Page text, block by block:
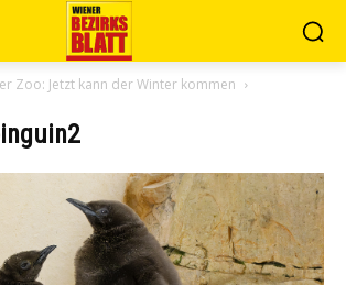
Zoo: Jetzt kann der Winter kommen